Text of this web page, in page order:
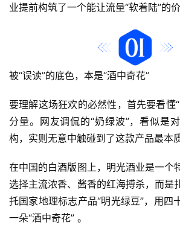
业提前构筑了一个能让流量“软着陆”的价
被“误读”的底色，本是“酒中奇花”
要理解这场狂欢的必然性，首先要看懂
分量。网友调侃的“奶绿波”，看似是
构，实则无意中触碰到了这款产品最本
在中国的白酒版图上，明光酒业是一个
选择主流浓香、酱香的红海搏杀，而是
托国家地理标志产品“明光绿豆”，用四
一朵“酒中奇花” 。